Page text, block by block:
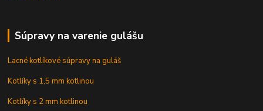
Súpravy na varenie gulášu
Lacné kotlíkové súpravy na guláš
Kotlíky s 1,5 mm kotlinou
Kotlíky s 2 mm kotlinou